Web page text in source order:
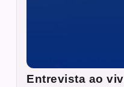
Entrevista ao